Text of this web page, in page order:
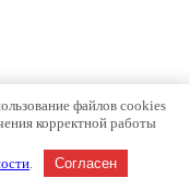
файлов cookies
корректной работы
Согласен